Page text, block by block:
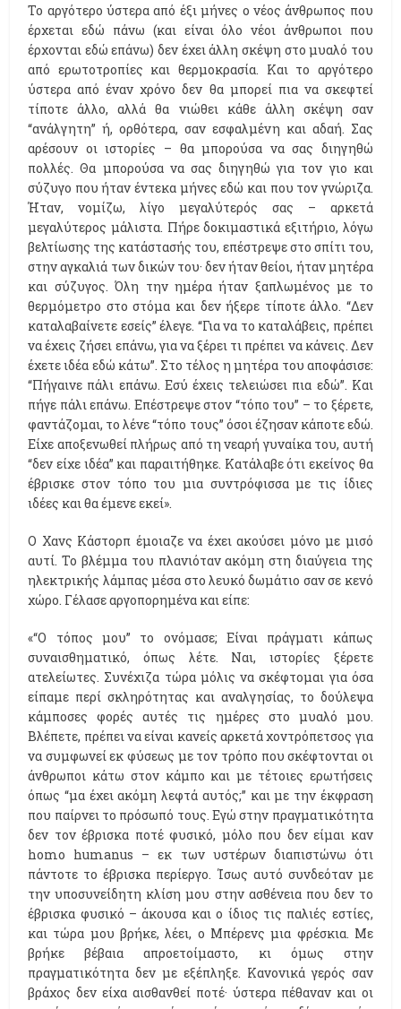
Το αργότερο ύστερα από έξι μήνες ο νέος άνθρωπος που
έρχεται εδώ πάνω (και είναι όλο νέοι άνθρωποι που
έρχονται εδώ επάνω) δεν έχει άλλη σκέψη στο μυαλό του
από ερωτοτροπίες και θερμοκρασία. Και το αργότερο
ύστερα από έναν χρόνο δεν θα μπορεί πια να σκεφτεί
τίποτε άλλο, αλλά θα νιώθει κάθε άλλη σκέψη σαν
“ανάλγητη” ή, ορθότερα, σαν εσφαλμένη και αδαή. Σας
αρέσουν οι ιστορίες – θα μπορούσα να σας διηγηθώ
πολλές. Θα μπορούσα να σας διηγηθώ για τον γιο και
σύζυγο που ήταν έντεκα μήνες εδώ και που τον γνώριζα.
Ήταν, νομίζω, λίγο μεγαλύτερός σας – αρκετά
μεγαλύτερος μάλιστα. Πήρε δοκιμαστικά εξιτήριο, λόγω
βελτίωσης της κατάστασής του, επέστρεψε στο σπίτι του,
στην αγκαλιά των δικών του· δεν ήταν θείοι, ήταν μητέρα
και σύζυγος. Όλη την ημέρα ήταν ξαπλωμένος με το
θερμόμετρο στο στόμα και δεν ήξερε τίποτε άλλο. “Δεν
καταλαβαίνετε εσείς” έλεγε. “Για να το καταλάβεις, πρέπει
να έχεις ζήσει επάνω, για να ξέρει τι πρέπει να κάνεις. Δεν
έχετε ιδέα εδώ κάτω”. Στο τέλος η μητέρα του αποφάσισε:
“Πήγαινε πάλι επάνω. Εσύ έχεις τελειώσει πια εδώ”. Και
πήγε πάλι επάνω. Επέστρεψε στον “τόπο του” – το ξέρετε,
φαντάζομαι, το λένε “τόπο τους” όσοι έζησαν κάποτε εδώ.
Είχε αποξενωθεί πλήρως από τη νεαρή γυναίκα του, αυτή
“δεν είχε ιδέα” και παραιτήθηκε. Κατάλαβε ότι εκείνος θα
έβρισκε στον τόπο του μια συντρόφισσα με τις ίδιες
ιδέες και θα έμενε εκεί».
Ο Χανς Κάστορπ έμοιαζε να έχει ακούσει μόνο με μισό
αυτί. Το βλέμμα του πλανιόταν ακόμη στη διαύγεια της
ηλεκτρικής λάμπας μέσα στο λευκό δωμάτιο σαν σε κενό
χώρο. Γέλασε αργοπορημένα και είπε:
«“Ο τόπος μου” το ονόμασε; Είναι πράγματι κάπως
συναισθηματικό, όπως λέτε. Ναι, ιστορίες ξέρετε
ατελείωτες. Συνέχιζα τώρα μόλις να σκέφτομαι για όσα
είπαμε περί σκληρότητας και αναλγησίας, το δούλεψα
κάμποσες φορές αυτές τις ημέρες στο μυαλό μου.
Βλέπετε, πρέπει να είναι κανείς αρκετά χοντρόπετσος για
να συμφωνεί εκ φύσεως με τον τρόπο που σκέφτονται οι
άνθρωποι κάτω στον κάμπο και με τέτοιες ερωτήσεις
όπως “μα έχει ακόμη λεφτά αυτός;” και με την έκφραση
που παίρνει το πρόσωπό τους. Εγώ στην πραγματικότητα
δεν τον έβρισκα ποτέ φυσικό, μόλο που δεν είμαι καν
homo humanus – εκ των υστέρων διαπιστώνω ότι
πάντοτε το έβρισκα περίεργο. Ίσως αυτό συνδεόταν με
την υποσυνείδητη κλίση μου στην ασθένεια που δεν το
έβρισκα φυσικό – άκουσα και ο ίδιος τις παλιές εστίες,
και τώρα μου βρήκε, λέει, ο Μπέρενς μια φρέσκια. Με
βρήκε βέβαια απροετοίμαστο, κι όμως στην
πραγματικότητα δεν με εξέπληξε. Κανονικά γερός σαν
βράχος δεν είχα αισθανθεί ποτέ· ύστερα πέθαναν και οι